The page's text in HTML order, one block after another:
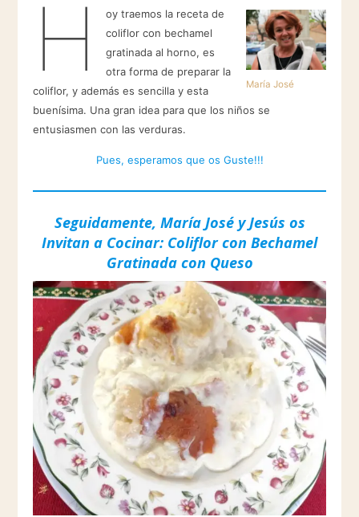
María José
H
oy traemos la receta de
coliflor con bechamel
gratinada al horno, es
otra forma de preparar la
coliflor, y además es sencilla y esta
buenísima. Una gran idea para que los niños se
entusiasmen con las verduras.
Pues, esperamos que os Guste!!!
Seguidamente, María José y Jesús os
Invitan a Cocinar: Coliflor con Bechamel
Gratinada con Queso